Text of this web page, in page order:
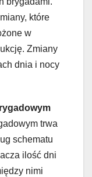
które
w
Zmiany
dnia i nocy
trwa
schematu
ilość dni
nimi